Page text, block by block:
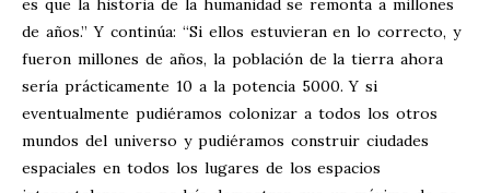
es que la historia de la humanidad se remonta a millones
de años.” Y continúa: “Si ellos estuvieran en lo correcto, y
fueron millones de años, la población de la tierra ahora
sería prácticamente 10 a la potencia 5000. Y si
eventualmente pudiéramos colonizar a todos los otros
mundos del universo y pudiéramos construir ciudades
espaciales en todos los lugares de los espacios